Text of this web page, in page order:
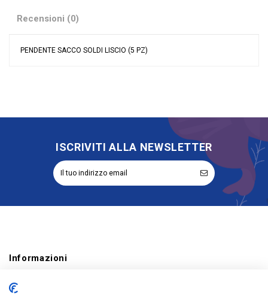
Recensioni (0)
PENDENTE SACCO SOLDI LISCIO (5 PZ)
Riordinabile No
Accessori e Nastri
ISCRIVITI ALLA NEWSLETTER
Informazioni
Account